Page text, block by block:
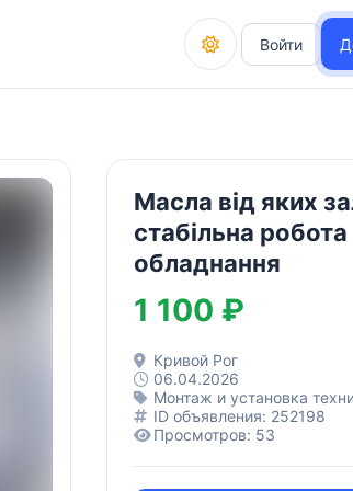
Войти
1 100 ₽
Масла від яких
стабільна робота
обладнання
Кривой Рог
06.04.2026
Монтаж и установка
ID объявления: 252198
Просмотров: 53